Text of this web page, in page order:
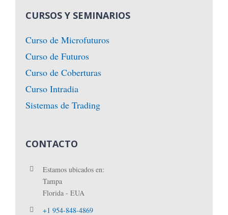
CURSOS Y SEMINARIOS
Curso de Microfuturos
Curso de Futuros
Curso de Coberturas
Curso Intradia
Sistemas de Trading
CONTACTO
Estamos ubicados en:
Tampa
Florida - EUA
+1 954-848-4869